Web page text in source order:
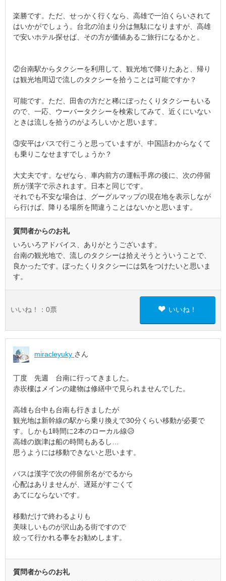
楽勝です。ただ、せっかく行くなら、高雄で一泊くらいされて
はいかがでしょう。台北の泊まり分は無駄になりますが、高雄
で安いホテル探せば、その方が価値あるご旅行になるかと。
②台南駅からタクシーを利用して、観光地で降りたあと、帰り
は観光地周辺で流しのタクシーを拾うことは可能ですか？
可能です。ただ、田舎の方だと稀にぼったくりタクシーもいる
ので、一応、ウーバータクシーを検索してみて、近くにいない
ときは流しを拾うのがよろしいかと思います。
③安平はバスで行こうと思っていますが、中国語わからなくて
も乗りこなせますでしょうか？
大丈夫です。なぜなら、車内前方の運転手席の後に、次の停留
所が漢字で示されます。日本と同じです。
それでも不安な場合は、グーグルマップの現在地を表示しなが
ら行けば、降りる場所を間違うことはないかと思います。
質問者からのお礼
いろいろアドバイス、ありがとうございます。
台南の観光地で、流しのタクシーは拾えそうとういうことで、
良かったです。ぼったくりタクシーには気をつけたいと思いま
す。
いいね！： 0票 いいね！
miracleyuky さん
丁度 先週 台南に行ってきました。
赤崁樓はメインの建物は修繕中で見られませんでした。
高雄も台中も台南も行きましたが
観光地は新幹線の駅から乗り換えで30分くらい移動が必要で
す。しかも1時間に2本のローカル線😥
高雄の旗津は船の時間もあるし…
思うようには移動できないと思います。
バスは漢字で次の停留所名がでるから
心配はありませんが、遅延がすごくて
あてにならないです。
移動だけで終わるよりも
美味しいものが沢山ある街ですので
絞って行かれる事をお勧めします。
質問者からのお礼